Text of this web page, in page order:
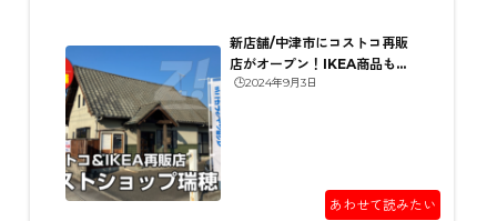
新店舗/中津市にコストコ再販
店がオープン！IKEA商品も
有！【コストショップ瑞穂（...
🕒️2024年9月3日
あわせて読みたい